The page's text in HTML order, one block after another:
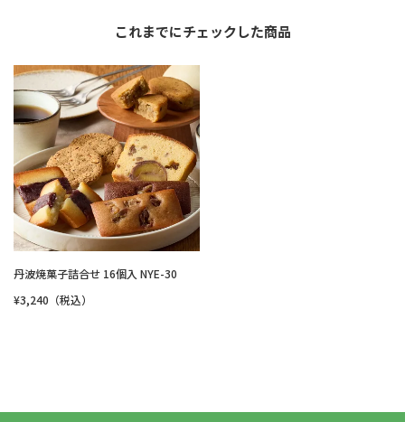
これまでにチェックした商品
丹波焼菓子詰合せ 16個入 NYE-30
¥3,240（税込）